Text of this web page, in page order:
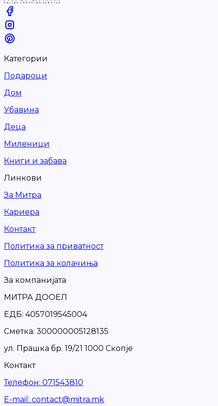
Категории
Подароци
Дом
Убавина
Деца
Миленици
Книги и забава
Линкови
За Митра
Кариера
Контакт
Политика за приватност
Политика за колачиња
За компанијата
МИТРА ДООЕЛ
ЕДБ: 4057019545004
Сметка: 300000005128135
ул. Прашка бр. 19/21 1000 Скопје
Контакт
Телефон: 071543810
Е-mail : contact@mitra.mk